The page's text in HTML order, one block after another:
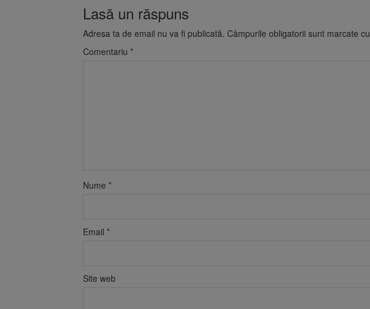
Lasă un răspuns
Adresa ta de email nu va fi publicată. Câmpurile obligatorii sunt marcate cu
Comentariu *
Nume *
Email *
Site web